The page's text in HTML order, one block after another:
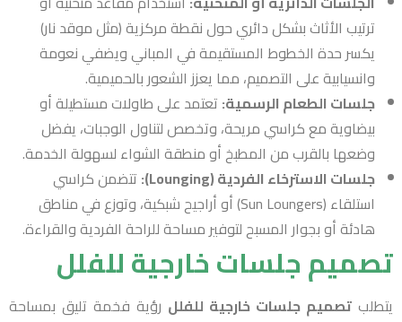
ترتيب الأثاث بشكل دائري حول نقطة مركزية (مثل موقد نار)
يكسر حدة الخطوط المستقيمة في المباني ويضفي نعومة
وانسيابية على التصميم، مما يعزز الشعور بالحميمية.
جلسات الطعام الرسمية: تعتمد على طاولات مستطيلة أو
بيضاوية مع كراسي مريحة، وتخصص لتناول الوجبات، يفضل
وضعها بالقرب من المطبخ أو منطقة الشواء لسهولة الخدمة.
جلسات الاسترخاء الفردية (Lounging):
تتضمن كراسي
استلقاء (Sun Loungers) أو أراجيح شبكية، وتوزع في مناطق
هادئة أو بجوار المسبح لتوفير مساحة للراحة الفردية والقراءة.
تصميم جلسات خارجية للفلل
يتطلب تصميم جلسات خارجية للفلل رؤية فخمة تليق بمساحة